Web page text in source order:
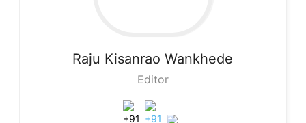
Raju Kisanrao Wankhede
Editor